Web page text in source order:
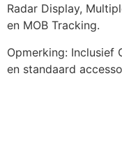
Radar Display,
en MOB Tracking.
Opmerking: Inclusief
en standaard